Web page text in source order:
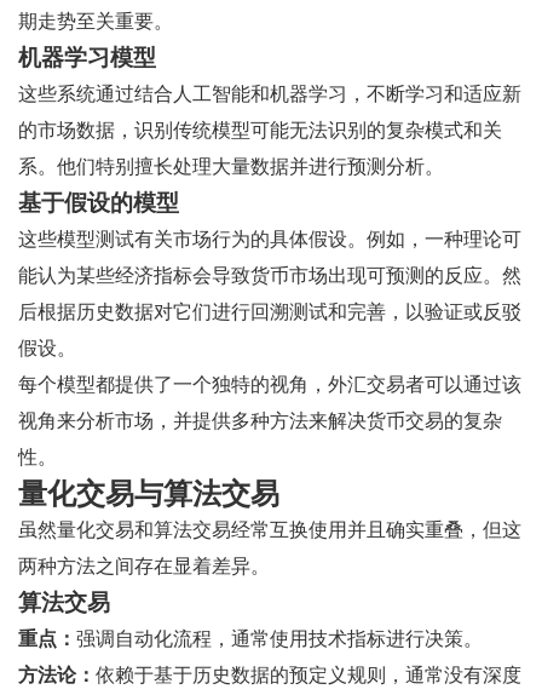
期走势至关重要。
机器学习模型
这些系统通过结合人工智能和机器学习，不断学习和适应新
的市场数据，识别传统模型可能无法识别的复杂模式和关
系。他们特别擅长处理大量数据并进行预测分析。
基于假设的模型
这些模型测试有关市场行为的具体假设。例如，一种理论可
能认为某些经济指标会导致货币市场出现可预测的反应。然
后根据历史数据对它们进行回溯测试和完善，以验证或反驳
假设。
每个模型都提供了一个独特的视角，外汇交易者可以通过该
视角来分析市场，并提供多种方法来解决货币交易的复杂
性。
量化交易与算法交易
虽然量化交易和算法交易经常互换使用并且确实重叠，但这
两种方法之间存在显着差异。
算法交易
重点： 强调自动化流程，通常使用技术指标进行决策。
方法论： 依赖于基于历史数据的预定义规则，通常没有深度